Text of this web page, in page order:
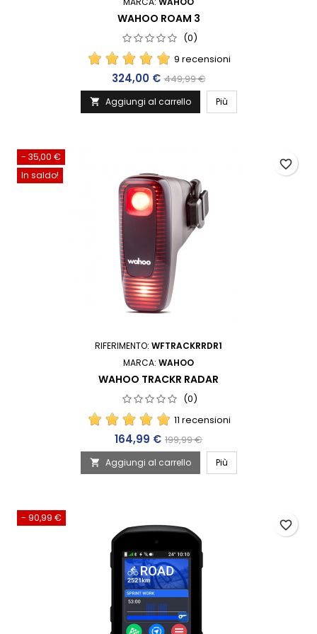
WAHOO ROAM 3
(0)
9 recensioni
Prezzo
324,00 € Prezzo base
449,99 €
 Aggiungi al carrello Più
- 35,00 €
In saldo!
RIFERIMENTO: WFTRACKRRDR1
MARCA: WAHOO
WAHOO TRACKR RADAR
(0)
11 recensioni
Prezzo
164,99 € Prezzo base
199,99 €
 Aggiungi al carrello Più
favorite_border
- 90,99 €
favorite_border